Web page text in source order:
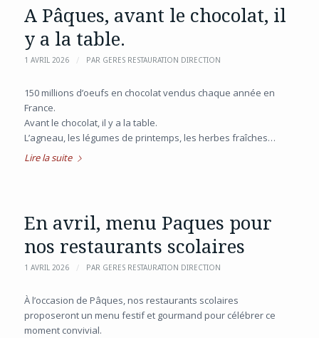
A Pâques, avant le chocolat, il
y a la table.
1 AVRIL 2026 / PAR GERES RESTAURATION DIRECTION
150 millions d’oeufs en chocolat vendus chaque année en
France.
Avant le chocolat, il y a la table.
L’agneau, les légumes de printemps, les herbes fraîches…
Lire la suite
En avril, menu Paques pour
nos restaurants scolaires
1 AVRIL 2026 / PAR GERES RESTAURATION DIRECTION
À l’occasion de Pâques, nos restaurants scolaires
proposeront un menu festif et gourmand pour célébrer ce
moment convivial.